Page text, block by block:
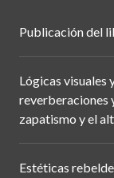
Publicación del
Lógicas visuales
reverberaciones
zapatismo y el
Estéticas